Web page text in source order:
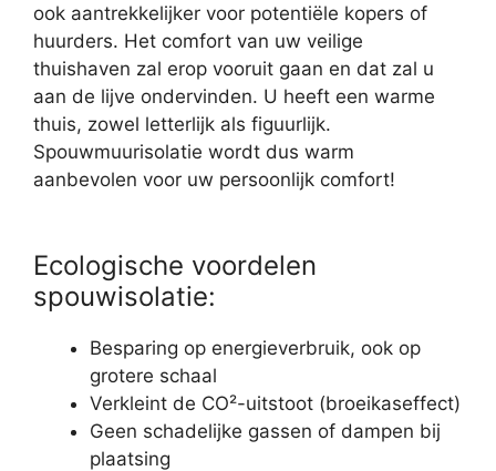
ook aantrekkelijker voor potentiële kopers of
huurders. Het comfort van uw veilige
thuishaven zal erop vooruit gaan en dat zal u
aan de lijve ondervinden. U heeft een warme
thuis, zowel letterlijk als figuurlijk.
Spouwmuurisolatie wordt dus warm
aanbevolen voor uw persoonlijk comfort!
Ecologische voordelen
spouwisolatie:
Besparing op energieverbruik, ook op
grotere schaal
Verkleint de CO²-uitstoot (broeikaseffect)
Geen schadelijke gassen of dampen bij
plaatsing